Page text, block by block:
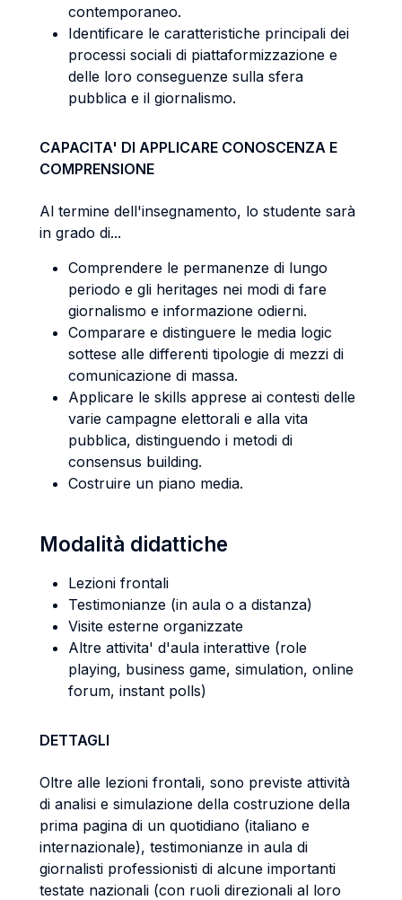
contemporaneo.
Identificare le caratteristiche principali dei
processi sociali di piattaformizzazione e
delle loro conseguenze sulla sfera
pubblica e il giornalismo.
CAPACITA' DI APPLICARE CONOSCENZA E
COMPRENSIONE
Al termine dell'insegnamento, lo studente sarà
in grado di...
Comprendere le permanenze di lungo
periodo e gli heritages nei modi di fare
giornalismo e informazione odierni.
Comparare e distinguere le media logic
sottese alle differenti tipologie di mezzi di
comunicazione di massa.
Applicare le skills apprese ai contesti delle
varie campagne elettorali e alla vita
pubblica, distinguendo i metodi di
consensus building.
Costruire un piano media.
Modalità didattiche
Lezioni frontali
Testimonianze (in aula o a distanza)
Visite esterne organizzate
Altre attivita' d'aula interattive (role
playing, business game, simulation, online
forum, instant polls)
DETTAGLI
Oltre alle lezioni frontali, sono previste attività
di analisi e simulazione della costruzione della
prima pagina di un quotidiano (italiano e
internazionale), testimonianze in aula di
giornalisti professionisti di alcune importanti
testate nazionali (con ruoli direzionali al loro